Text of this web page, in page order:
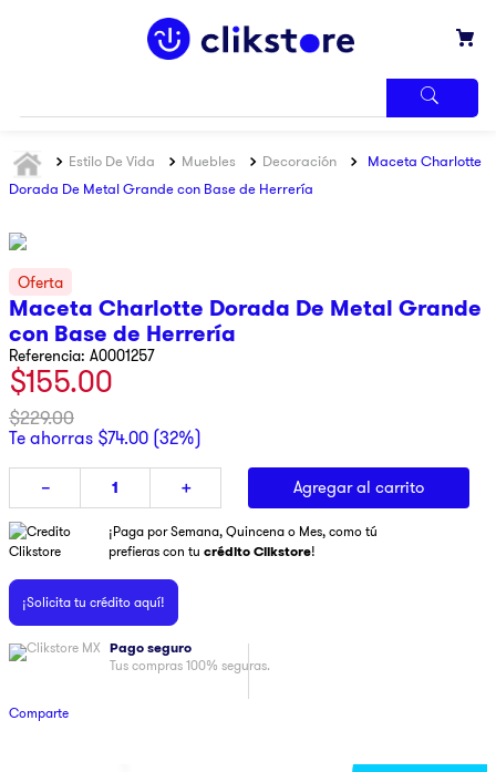
Estilo De Vida Muebles Decoración
Maceta Charlotte
Dorada De Metal Grande con Base de Herrería
Maceta Charlotte Dorada De Metal Grande
con Base de Herrería
Referencia: A0001257
$155.00
$229.00
Te ahorras $74.00 (32%)
＋
－ Agregar al carrito
¡Paga por Semana, Quincena o Mes, como tú
prefieras con tu crédito Clikstore!
¡Solicita tu crédito aquí!
Pago seguro
Tus compras 100% seguras.
Comparte
MÁS
BUSCADOS
3.
4 .
pantalla
5 .
motos
6.
7.
xbox
8
9.
pulsar